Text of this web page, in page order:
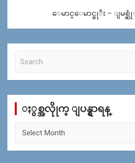
ေမာင္ေမာင္စုိး – ျမစ္
c
ႏွစ္အလိုုက္ ျပန္ရွာရန္